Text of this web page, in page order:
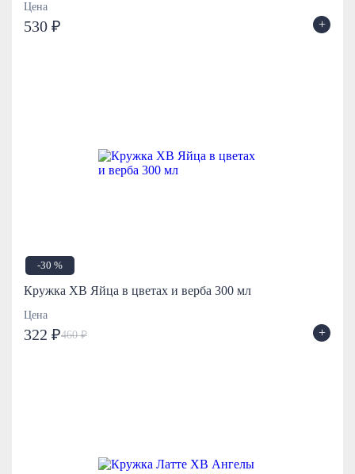
Цена
530 ₽ +
-30 %
Кружка ХВ Яйца в цветах и верба 300 мл
Цена
322 ₽460 ₽ +